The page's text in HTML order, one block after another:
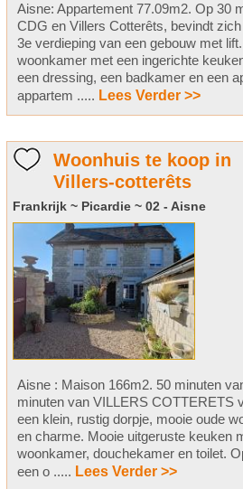
Aisne: Appartement 77.09m2. Op 30
CDG en Villers Cotterêts, bevindt
3e verdieping van een gebouw met
woonkamer met een ingerichte
een dressing, een badkamer en een
appartem ..... Lees Verder >>
Woonhuis te koop in
Villers-cotterêts
Frankrijk ~ Picardie ~ 02 - Aisne
Aisne : Maison 166m2. 50 minuten
minuten van VILLERS COTTERETS
een klein, rustig dorpje, mooie oude
en charme. Mooie uitgeruste keuken
woonkamer, douchekamer en toilet.
een o ..... Lees Verder >>